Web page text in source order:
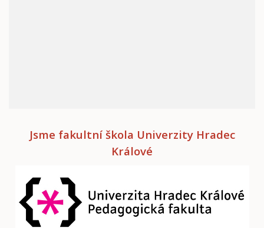
Jsme fakultní škola Univerzity Hradec
Králové